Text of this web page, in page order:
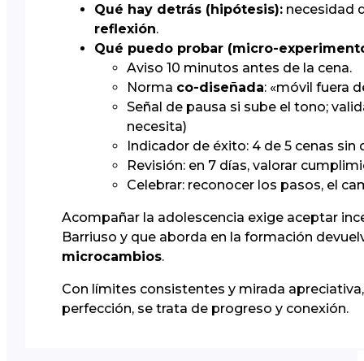
Qué hay detrás (hipótesis): necesidad
reflexión.
Qué puedo probar (micro-
Aviso 10 minutos antes de la cena.
Norma co-diseñada: «móvil fuera
Señal de pausa si sube el tono;
necesita)
Indicador de éxito: 4 de 5 cenas
Revisión: en 7 días, valorar
Celebrar: reconocer los pasos, el
Acompañar la adolescencia exige aceptar
Barriuso y que aborda en la formación
microcambios.
Con límites consistentes y mirada
perfección, se trata de progreso y conexión.